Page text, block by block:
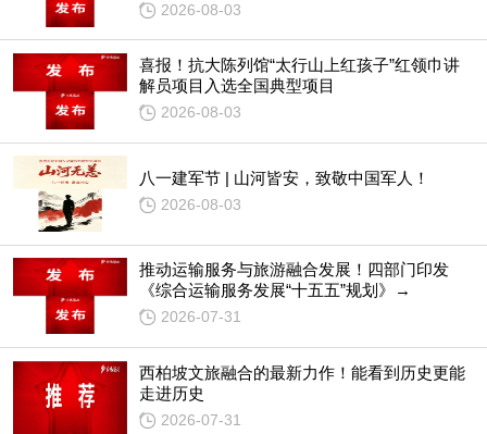
2026-08-03
喜报！抗大陈列馆“太行山上红孩子”红领巾讲
解员项目入选全国典型项目
2026-08-03
八一建军节 | 山河皆安，致敬中国军人！
2026-08-03
推动运输服务与旅游融合发展！四部门印发
《综合运输服务发展“十五五”规划》→
2026-07-31
西柏坡文旅融合的最新力作！能看到历史更能
走进历史
2026-07-31